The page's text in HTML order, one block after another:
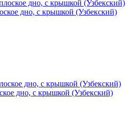
дно, с крышкой (Узбекский)
дно, с крышкой (Узбекский)